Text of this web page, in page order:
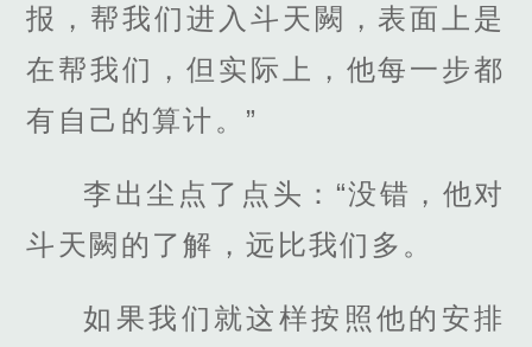
报，帮我们进入斗天闕，表面上是
在帮我们，但实际上，他每一步都
有自己的算计。”
李出尘点了点头：“没错，他对
斗天闕的了解，远比我们多。
如果我们就这样按照他的安排